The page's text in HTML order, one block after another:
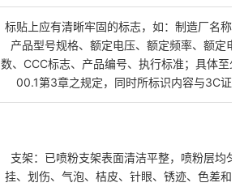
标贴上应有清晰牢固的标志，如：制造厂名称
产品型号规格、额定电压、额定频率、额定电
数、CCC标志、产品编号、执行标准；具体至
00.1第3章之规定，同时所标识内容与3C证
支架：已喷粉支架表面清洁平整，喷粉层均匀
挂、划伤、气泡、桔皮、针眼、锈迹、色差和